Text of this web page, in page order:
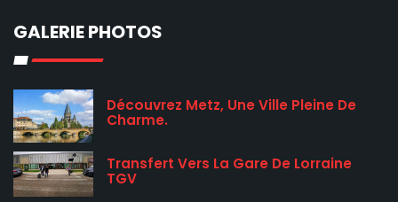
GALERIE PHOTOS
Découvrez Metz, Une Ville Pleine De
Charme.
Transfert Vers La Gare De Lorraine
TGV